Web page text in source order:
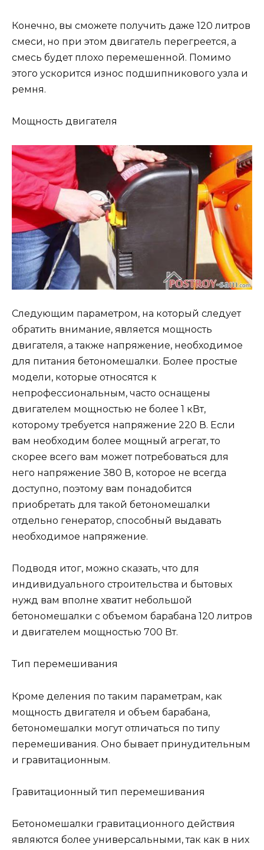
Конечно, вы сможете получить даже 120 литров
смеси, но при этом двигатель перегреется, а
смесь будет плохо перемешенной. Помимо
этого ускорится износ подшипникового узла и
ремня.
Мощность двигателя
Следующим параметром, на который следует
обратить внимание, является мощность
двигателя, а также напряжение, необходимое
для питания бетономешалки. Более простые
модели, которые относятся к
непрофессиональным, часто оснащены
двигателем мощностью не более 1 кВт,
которому требуется напряжение 220 В. Если
вам необходим более мощный агрегат, то
скорее всего вам может потребоваться для
него напряжение 380 В, которое не всегда
доступно, поэтому вам понадобится
приобретать для такой бетономешалки
отдельно генератор, способный выдавать
необходимое напряжение.
Подводя итог, можно сказать, что для
индивидуального строительства и бытовых
нужд вам вполне хватит небольшой
бетономешалки с объемом барабана 120 литров
и двигателем мощностью 700 Вт.
Тип перемешивания
Кроме деления по таким параметрам, как
мощность двигателя и объем барабана,
бетономешалки могут отличаться по типу
перемешивания. Оно бывает принудительным
и гравитационным.
Гравитационный тип перемешивания
Бетономешалки гравитационного действия
являются более универсальными, так как в них